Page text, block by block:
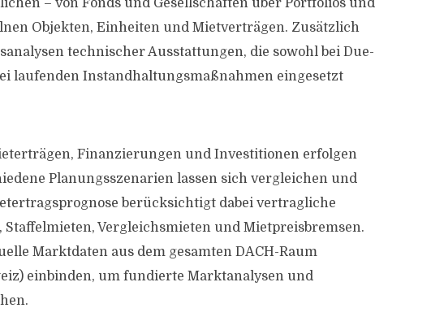
– von Fonds und Gesellschaften über Portfolios und
Objekten, Einheiten und Mietverträgen. Zusätzlich
technischer Ausstattungen, die sowohl bei Due-
laufenden Instandhaltungsmaßnahmen eingesetzt
Finanzierungen und Investitionen erfolgen
Planungsszenarien lassen sich vergleichen und
berücksichtigt dabei vertragliche
Vergleichsmieten und Mietpreisbremsen.
Marktdaten aus dem gesamten DACH-Raum
einbinden, um fundierte Marktanalysen und